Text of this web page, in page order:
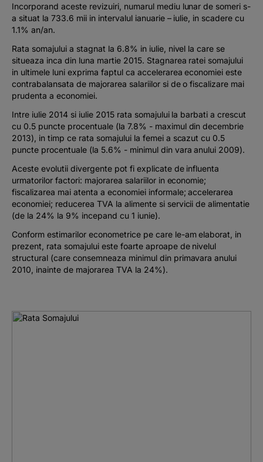
Incorporand aceste revizuiri, numarul mediu lunar de someri s-
a situat la 733.6 mii in intervalul ianuarie – iulie, in scadere cu
1.1% an/an.
Rata somajului a stagnat la 6.8% in iulie, nivel la care se
situeaza inca din luna martie 2015. Stagnarea ratei somajului
in ultimele luni exprima faptul ca accelerarea economiei este
contrabalansata de majorarea salariilor si de o fiscalizare mai
prudenta a economiei.
Intre iulie 2014 si iulie 2015 rata somajului la barbati a crescut
cu 0.5 puncte procentuale (la 7.8% - maximul din decembrie
2013), in timp ce rata somajului la femei a scazut cu 0.5
puncte procentuale (la 5.6% - minimul din vara anului 2009).
Aceste evolutii divergente pot fi explicate de influenta
urmatorilor factori: majorarea salariilor in economie;
fiscalizarea mai atenta a economiei informale; accelerarea
economiei; reducerea TVA la alimente si servicii de alimentatie
(de la 24% la 9% incepand cu 1 iunie).
Conform estimarilor econometrice pe care le-am elaborat, in
prezent, rata somajului este foarte aproape de nivelul
structural (care consemneaza minimul din primavara anului
2010, inainte de majorarea TVA la 24%).